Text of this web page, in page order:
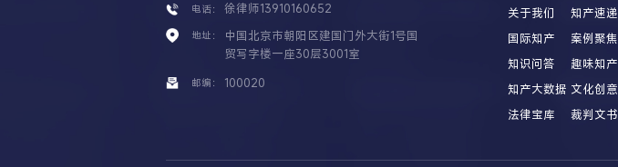
电话： 徐律师13910160652
地址：
中国北京市朝阳区建国门外大街1号国
贸写字楼一座30层3001室
邮编： 100020
关于我们 知产速递
国际知产
案例聚焦
知识问答
趣味知产
知产大数据 文化创意
法律宝库
裁判文书